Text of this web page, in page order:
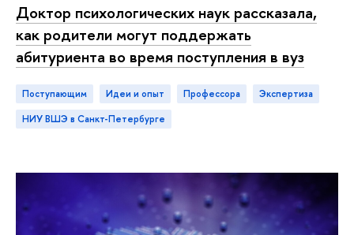
Доктор психологических наук рассказала,
как родители могут поддержать
абитуриента во время поступления в вуз
Поступающим идеи и опыт профессора
экспертиза
НИУ ВШЭ в Санкт-Петербурге